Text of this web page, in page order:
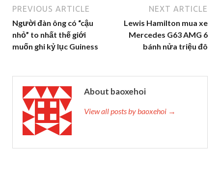
PREVIOUS ARTICLE
Người đàn ông có “cậu
nhỏ” to nhất thế giới
muốn ghi kỷ lục Guiness
NEXT ARTICLE
Lewis Hamilton mua xe
Mercedes G63 AMG 6
bánh nửa triệu đô
About baoxehoi
View all posts by baoxehoi →